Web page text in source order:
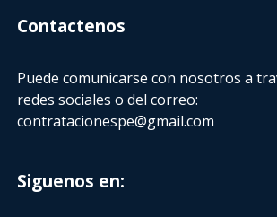
Contactenos
Puede comunicarse con nosotros a
redes sociales o del correo:
contratacionespe@gmail.com
Siguenos en: